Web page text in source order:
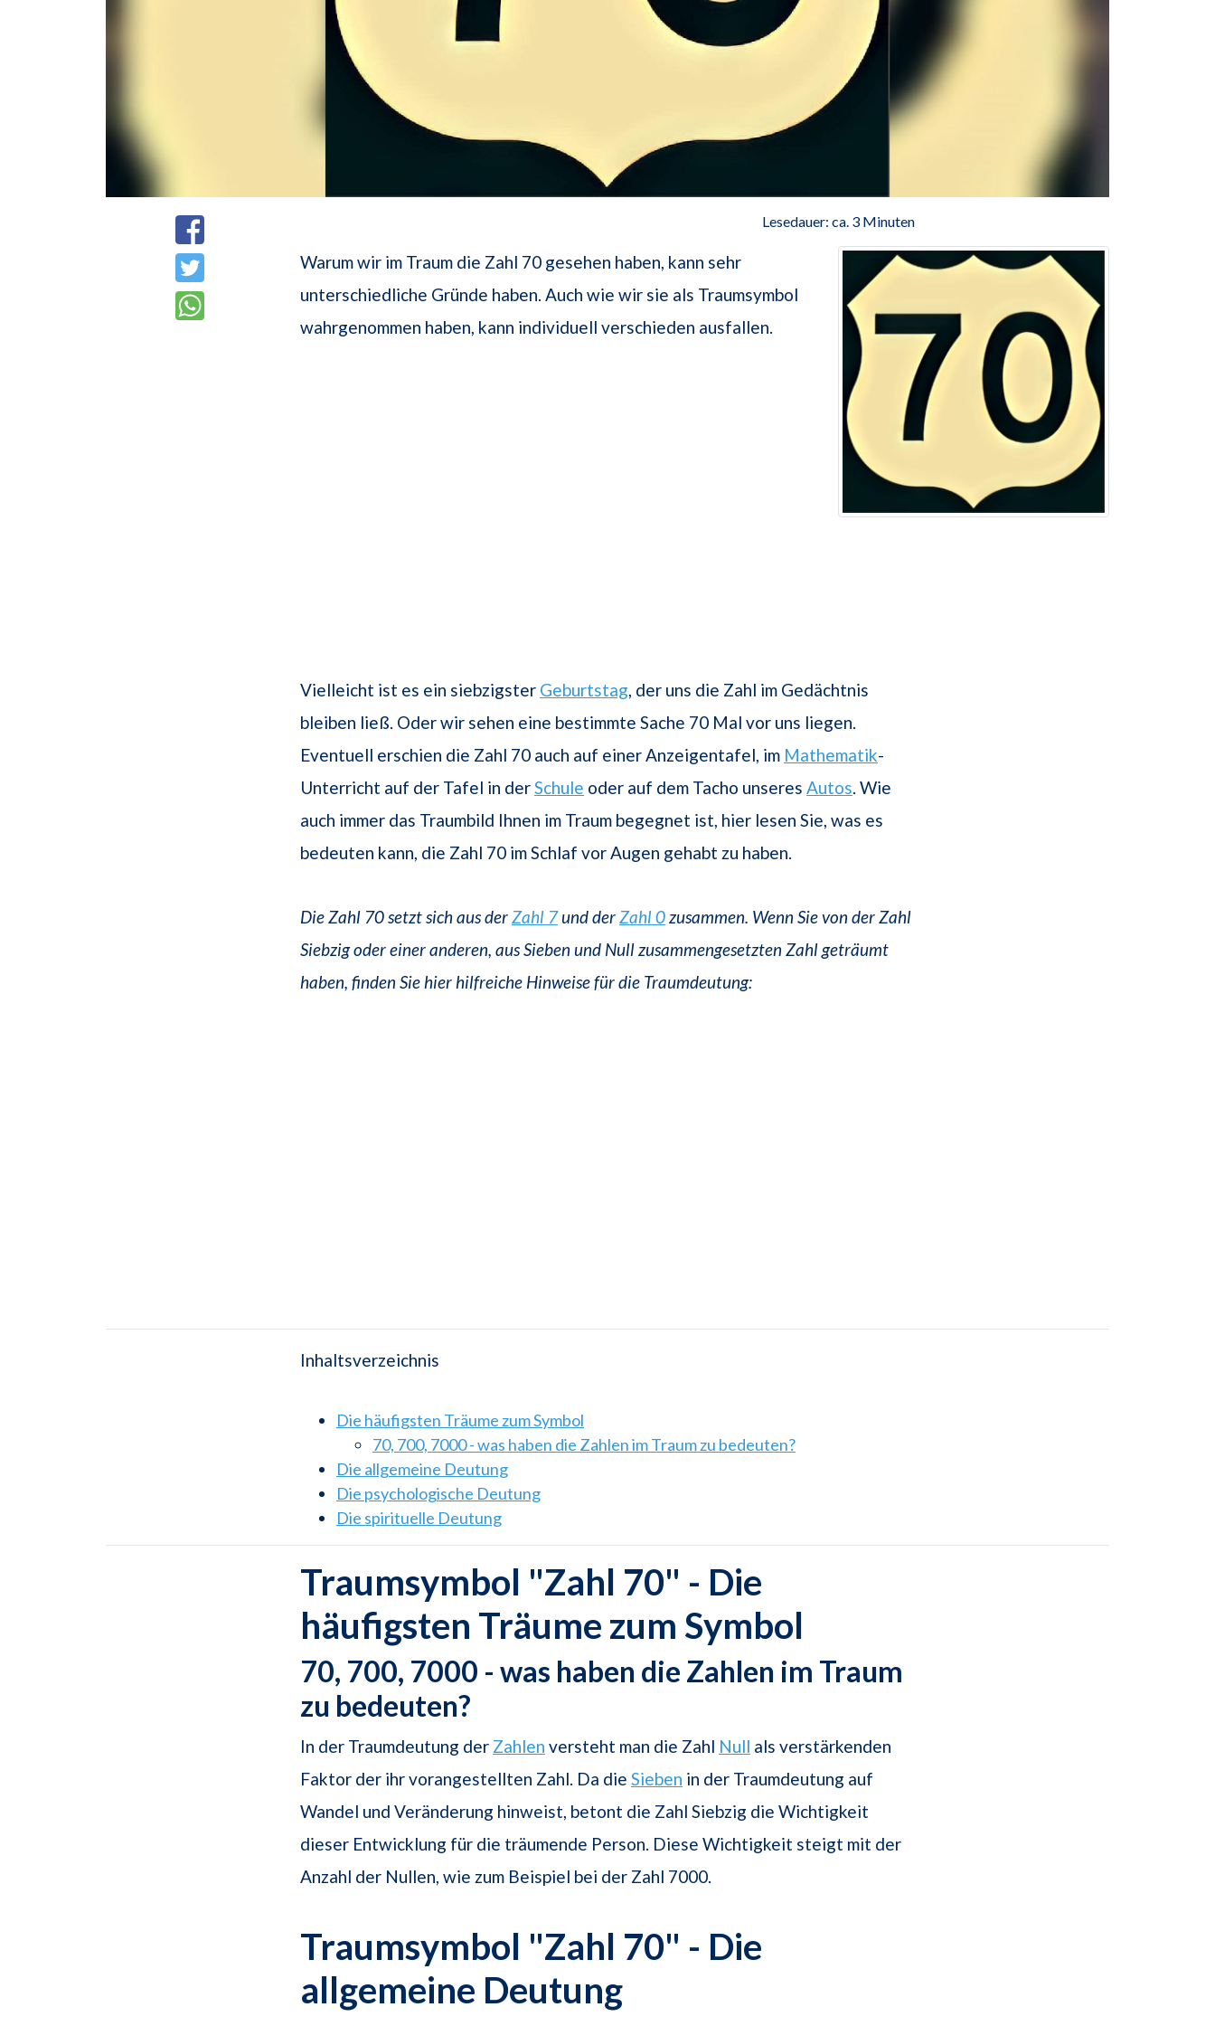
Lesedauer: ca. 3 Minuten
Warum wir im Traum die Zahl 70 gesehen haben, kann sehr
unterschiedliche Gründe haben. Auch wie wir sie als Traumsymbol
wahrgenommen haben, kann individuell verschieden ausfallen.
Vielleicht ist es ein siebzigster Geburtstag, der uns die Zahl im Gedächtnis
bleiben ließ. Oder wir sehen eine bestimmte Sache 70 Mal vor uns liegen.
Eventuell erschien die Zahl 70 auch auf einer Anzeigentafel, im Mathematik-
Unterricht auf der Tafel in derSchule oder auf dem Tacho unseres Autos. Wie
auch immer das Traumbild Ihnen im Traum begegnet ist, hier lesen Sie, was es
bedeuten kann, die Zahl 70 im Schlaf vor Augen gehabt zu haben.
Die Zahl 70 setzt sich aus derZahl 7und derZahl 0zusammen. Wenn Sie von der Zahl
Siebzig oder einer anderen, aus Sieben und Null zusammengesetzten Zahl geträumt
haben, finden Sie hier hilfreiche Hinweise für die Traumdeutung:
Inhaltsverzeichnis
Die häufigsten Träume zum Symbol
70, 700, 7000 - was haben die Zahlen im Traum zu bedeuten?
Die allgemeine Deutung
Die psychologische Deutung
Die spirituelle Deutung
Traumsymbol "Zahl 70" - Die
häufigsten Träume zum Symbol
70, 700, 7000 - was haben die Zahlen im Traum
zu bedeuten?
In der Traumdeutung der Zahlen versteht man die Zahl Null als verstärkenden
Faktor der ihr vorangestellten Zahl. Da die Sieben in der Traumdeutung auf
Wandel und Veränderung hinweist, betont die Zahl Siebzig die Wichtigkeit
dieser Entwicklung für die träumende Person. Diese Wichtigkeit steigt mit der
Anzahl der Nullen, wie zum Beispiel bei der Zahl 7000.
Traumsymbol "Zahl 70" - Die
allgemeine Deutung